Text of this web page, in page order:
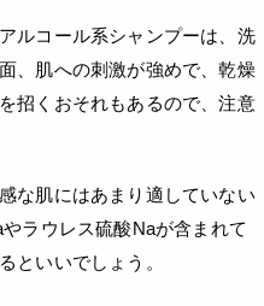
ルコール系シャンプーは、洗
、肌への刺激が強めで、乾燥
招くおそれもあるので、注意
な肌にはあまり適していない
ラウレス硫酸Naが含まれて
といいでしょう。